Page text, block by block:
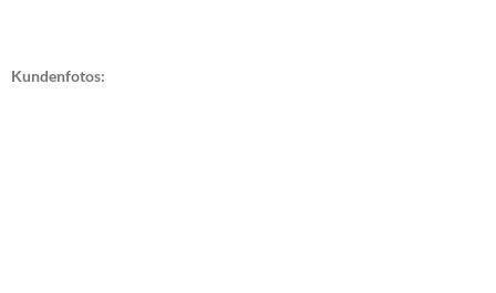
Kundenfotos: